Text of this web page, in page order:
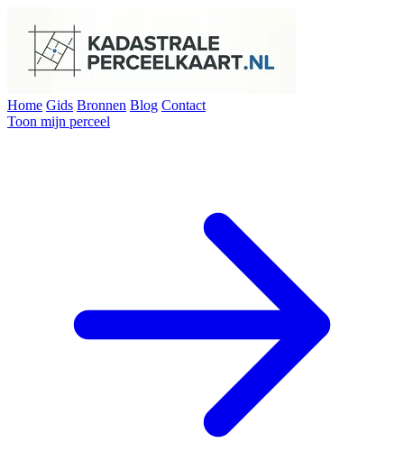
Home Gids Bronnen Blog Contact
Toon mijn perceel